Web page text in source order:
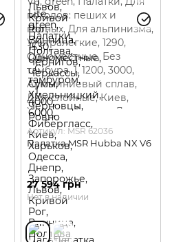
Артикул: MSR 62036
Палатка MSR Hubba NX V6
27 594 грн
Нет в наличии